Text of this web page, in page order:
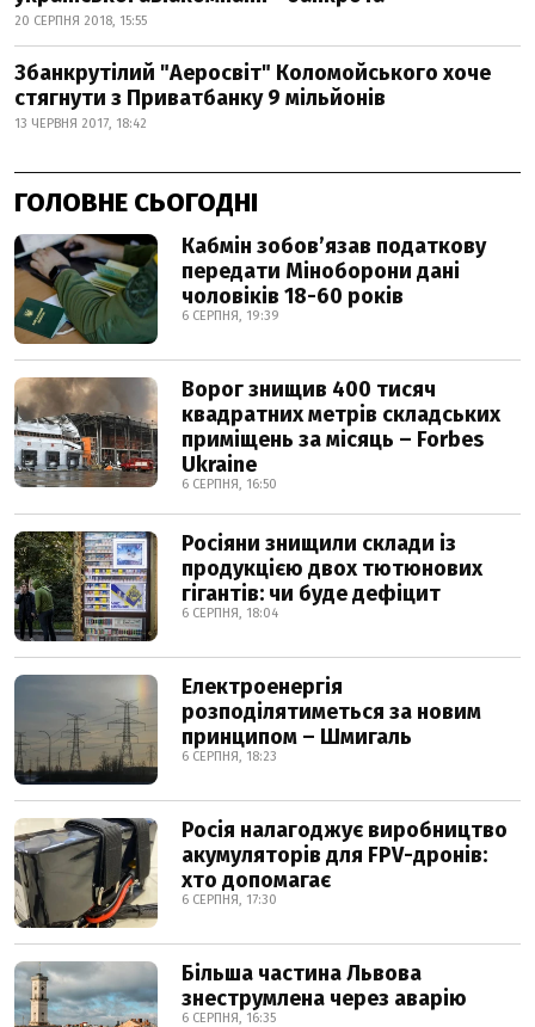
20 СЕРПНЯ 2018, 15:55
Збанкрутілий "Аеросвіт" Коломойського хоче
стягнути з Приватбанку 9 мільйонів
13 ЧЕРВНЯ 2017, 18:42
ГОЛОВНЕ СЬОГОДНІ
Кабмін зобовʼязав податкову
передати Міноборони дані
чоловіків 18-60 років
6 СЕРПНЯ, 19:39
Ворог знищив 400 тисяч
квадратних метрів складських
приміщень за місяць – Forbes
Ukraine
6 СЕРПНЯ, 16:50
Росіяни знищили склади із
продукцією двох тютюнових
гігантів: чи буде дефіцит
6 СЕРПНЯ, 18:04
Електроенергія
розподілятиметься за новим
принципом – Шмигаль
6 СЕРПНЯ, 18:23
Росія налагоджує виробництво
акумуляторів для FPV-дронів:
хто допомагає
6 СЕРПНЯ, 17:30
Більша частина Львова
знеструмлена через аварію
6 СЕРПНЯ, 16:35